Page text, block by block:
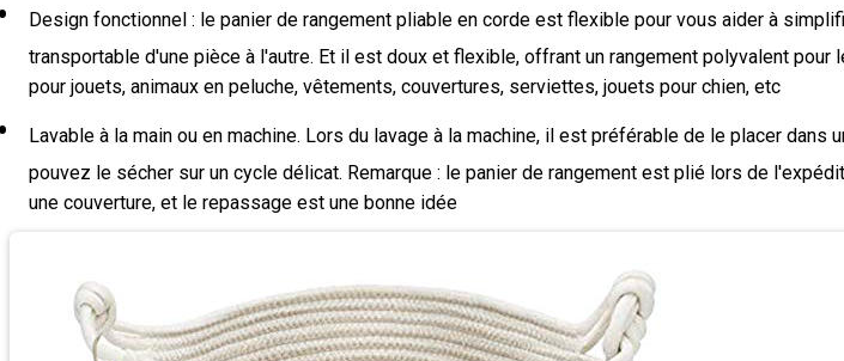
Design fonctionnel : le panier de rangement pliable en corde est flexible pour vous aider à
transportable d'une pièce à l'autre. Et il est doux et flexible, offrant un rangement polyvalent
pour jouets, animaux en peluche, vêtements, couvertures, serviettes, jouets pour chien, etc
Lavable à la main ou en machine. Lors du lavage à la machine, il est préférable de le placer
pouvez le sécher sur un cycle délicat. Remarque : le panier de rangement est plié lors de
une couverture, et le repassage est une bonne idée